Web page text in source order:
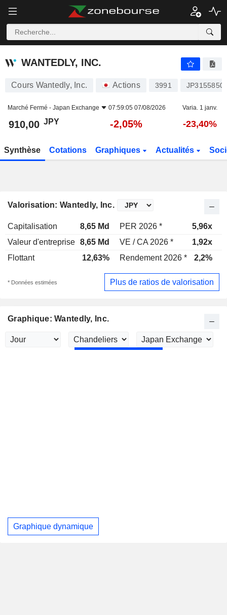
WANTEDLY, INC.
WANTEDLY, INC.
Cours Wantedly, Inc. Actions 3991
Marché Fermé - Japan Exchange 07:59:05 07/08/2026 Varia. 1 janv.
910,00 JPY -2,05% -23,40%
Synthèse Cotations Graphiques Actualités
Valorisation: Wantedly, Inc.
Capitalisation 8,65 Md PER 2026 * 5,96x
Valeur d'entreprise 8,65 Md VE / CA 2026 * 1,92x
Flottant
12,63% Rendement 2026 * 2,2%
* Données estimées Plus de ratios de valorisation
Graphique: Wantedly, Inc.
Graphique dynamique